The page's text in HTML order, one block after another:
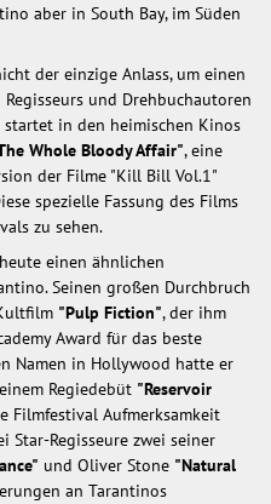
aber in South Bay, im Süden
der einzige Anlass, um einen
und Drehbuchautoren
startet in den heimischen Kinos
Whole Bloody Affair", eine
der Filme "Kill Bill Vol.1"
spezielle Fassung des Films
zu sehen.
einen ähnlichen
Seinen großen Durchbruch
"Pulp Fiction", der ihm
Award für das beste
Namen in Hollywood hatte er
Regiedebüt "Reservoir
Filmfestival Aufmerksamkeit
Star-Regisseure zwei seiner
und Oliver Stone "Natural
an Tarantinos